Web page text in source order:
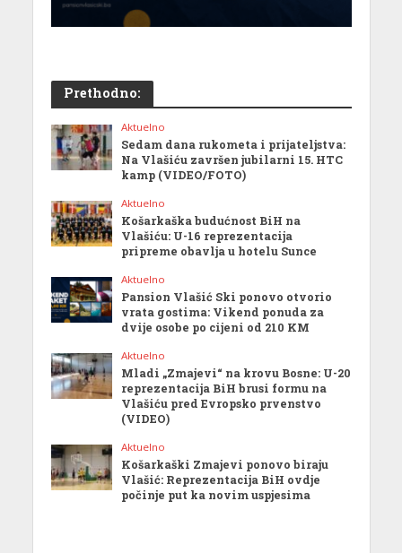
Prethodno:
Aktuelno
Sedam dana rukometa i prijateljstva:
Na Vlašiću završen jubilarni 15. HTC
kamp (VIDEO/FOTO)
Aktuelno
Košarkaška budućnost BiH na
Vlašiću: U-16 reprezentacija
pripreme obavlja u hotelu Sunce
Aktuelno
Pansion Vlašić Ski ponovo otvorio
vrata gostima: Vikend ponuda za
dvije osobe po cijeni od 210 KM
Aktuelno
Mladi „Zmajevi“ na krovu Bosne: U-20
reprezentacija BiH brusi formu na
Vlašiću pred Evropsko prvenstvo
(VIDEO)
Aktuelno
Košarkaški Zmajevi ponovo biraju
Vlašić: Reprezentacija BiH ovdje
počinje put ka novim uspjesima